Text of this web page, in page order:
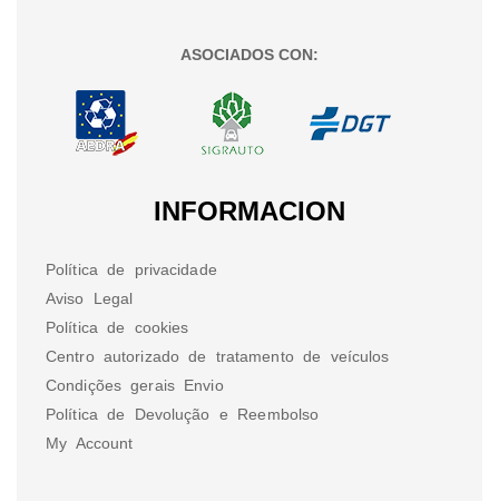
ASOCIADOS CON:
INFORMACION
Política de privacidade
Aviso Legal
Política de cookies
Centro autorizado de tratamento de veículos
Condições gerais Envio
Política de Devolução e Reembolso
My Account